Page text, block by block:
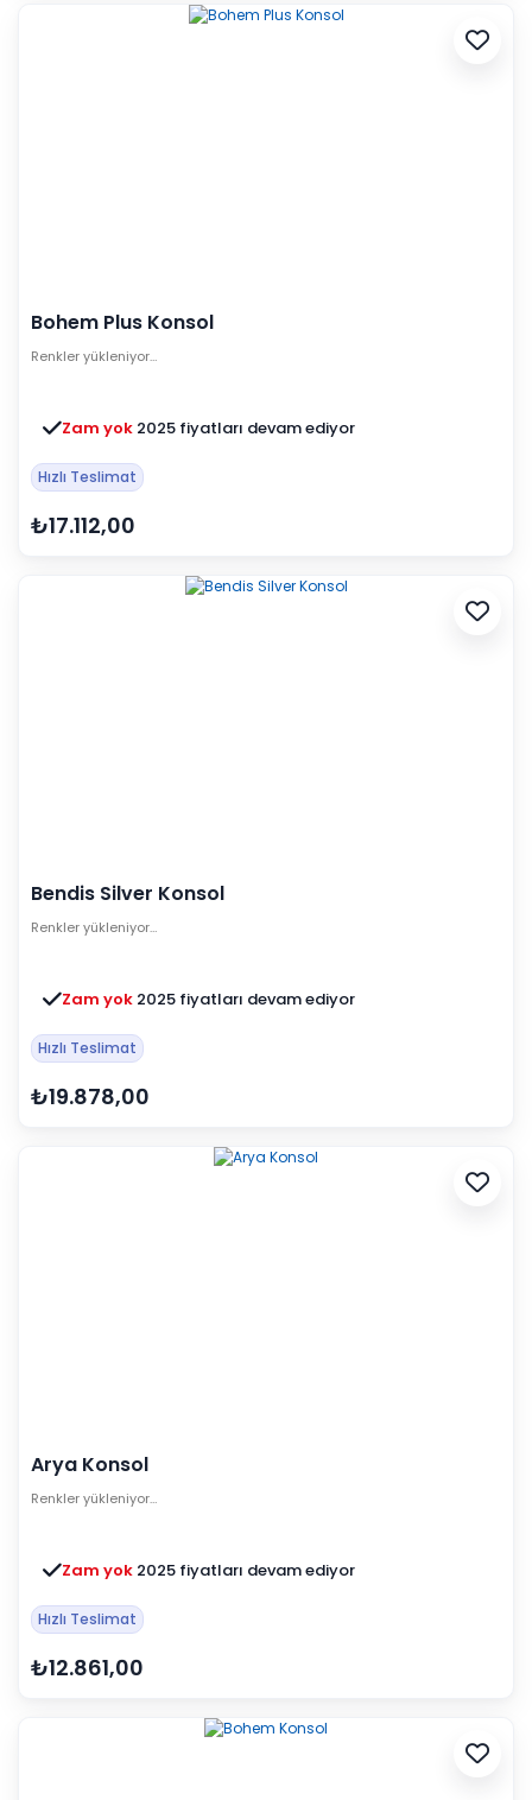
Bohem Plus Konsol
Renkler yükleniyor…
Zam yok 2025 fiyatları devam ediyor
Hızlı Teslimat
₺17.112,00
Bendis Silver Konsol
Renkler yükleniyor…
Zam yok 2025 fiyatları devam ediyor
Hızlı Teslimat
₺19.878,00
Arya Konsol
Renkler yükleniyor…
Zam yok 2025 fiyatları devam ediyor
Hızlı Teslimat
₺12.861,00